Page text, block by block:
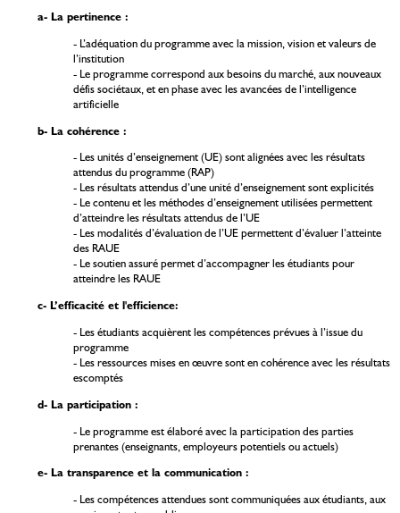
a- La pertinence :
- L’adéquation du programme avec la mission, vision et valeurs de
l’institution
- Le programme correspond aux besoins du marché, aux nouveaux
défis sociétaux, et en phase avec les avancées de l’intelligence
artificielle
b- La cohérence :
- Les unités d’enseignement (UE) sont alignées avec les résultats
attendus du programme (RAP)
- Les résultats attendus d’une unité d’enseignement sont explicités
- Le contenu et les méthodes d’enseignement utilisées permettent
d’atteindre les résultats attendus de l’UE
- Les modalités d’évaluation de l’UE permettent d’évaluer l’atteinte
des RAUE
- Le soutien assuré permet d’accompagner les étudiants pour
atteindre les RAUE
c- L’efficacité et l'efficience:
- Les étudiants acquièrent les compétences prévues à l’issue du
programme
- Les ressources mises en œuvre sont en cohérence avec les résultats
escomptés
d- La participation :
- Le programme est élaboré avec la participation des parties
prenantes (enseignants, employeurs potentiels ou actuels)
e- La transparence et la communication :
- Les compétences attendues sont communiquées aux étudiants, aux